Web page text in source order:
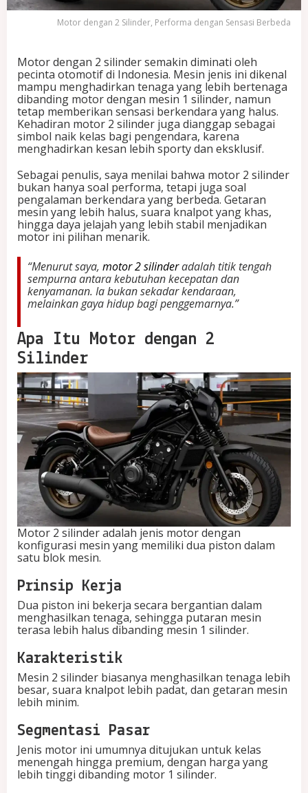
P
e
o
r
m
a
d
e
n
g
n
S
e
n
s
a
s
B
e
r
b
d
a
Motor dengan 2 Silinder, Performa dengan Sensasi Berbeda
Motor dengan 2 silinder semakin diminati oleh
pecinta otomotif di Indonesia. Mesin jenis ini dikenal
mampu menghadirkan tenaga yang lebih bertenaga
dibanding motor dengan mesin 1 silinder, namun
tetap memberikan sensasi berkendara yang halus.
Kehadiran motor 2 silinder juga dianggap sebagai
simbol naik kelas bagi pengendara, karena
menghadirkan kesan lebih sporty dan eksklusif.
Sebagai penulis, saya menilai bahwa motor 2 silinder
bukan hanya soal performa, tetapi juga soal
pengalaman berkendara yang berbeda. Getaran
mesin yang lebih halus, suara knalpot yang khas,
hingga daya jelajah yang lebih stabil menjadikan
motor ini pilihan menarik.
“Menurut saya, motor 2 silinderadalah titik tengah
sempurna antara kebutuhan kecepatan dan
kenyamanan. Ia bukan sekadar kendaraan,
melainkan gaya hidup bagi penggemarnya.”
Apa Itu Motor dengan 2
Silinder
Motor 2 silinder adalah jenis motor dengan
konfigurasi mesin yang memiliki dua piston dalam
satu blok mesin.
Prinsip Kerja
Dua piston ini bekerja secara bergantian dalam
menghasilkan tenaga, sehingga putaran mesin
terasa lebih halus dibanding mesin 1 silinder.
Karakteristik
Mesin 2 silinder biasanya menghasilkan tenaga lebih
besar, suara knalpot lebih padat, dan getaran mesin
lebih minim.
Segmentasi Pasar
Jenis motor ini umumnya ditujukan untuk kelas
menengah hingga premium, dengan harga yang
lebih tinggi dibanding motor 1 silinder.